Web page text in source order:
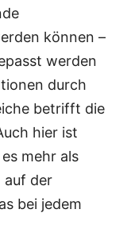
können –
werden
durch
betrifft die
hier ist
mehr als
auf der
bei jedem